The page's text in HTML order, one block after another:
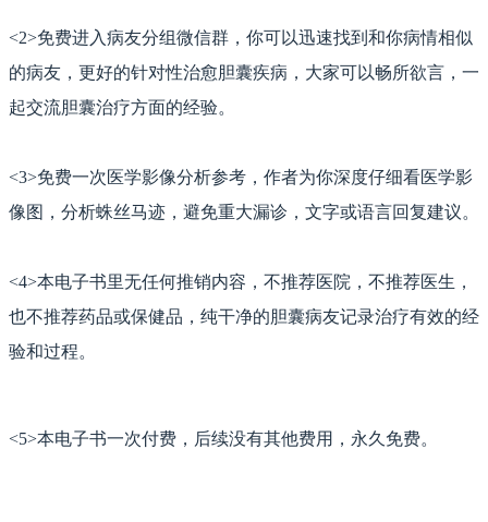
<2>免费进入病友分组微信群，你可以迅速找到和你病情相似
的病友，更好的针对性治愈胆囊疾病，大家可以畅所欲言，一
起交流胆囊治疗方面的经验。
<3>免费一次医学影像分析参考，作者为你深度仔细看医学影
像图，分析蛛丝马迹， 避免重大漏诊，文字或语言回复建议。
<4>本电子书里无任何推销内容，不推荐医院，不推荐医生，
也不推荐药品或保健品，纯干净的胆囊病友记录治疗有效的经
验和过程。
<5>本电子书一次付费，后续没有其他费用，永久免费。